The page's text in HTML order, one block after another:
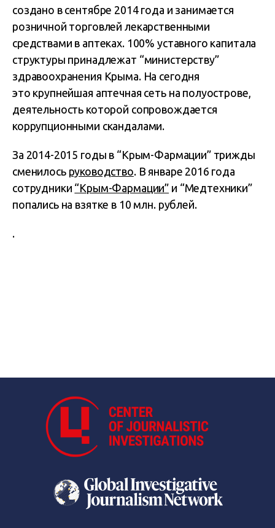
создано в сентябре 2014 года и занимается
розничной торговлей лекарственными
средствами в аптеках. 100% уставного капитала
структуры принадлежат “министерству”
здравоохранения Крыма. На сегодня
это крупнейшая аптечная сеть на полуострове,
деятельность которой сопровождается
коррупционными скандалами.
За 2014-2015 годы в “Крым-Фармации” трижды
сменилось руководство. В январе 2016 года
сотрудники “Крым-Фармации” и “Медтехники”
попались на взятке в 10 млн. рублей.
.